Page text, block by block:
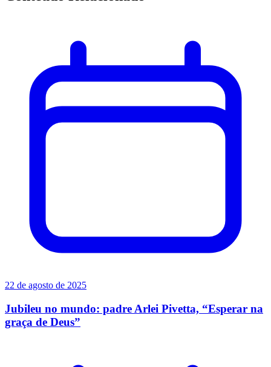
22 de agosto de 2025
Jubileu no mundo: padre Arlei Pivetta, “Esperar na
graça de Deus”